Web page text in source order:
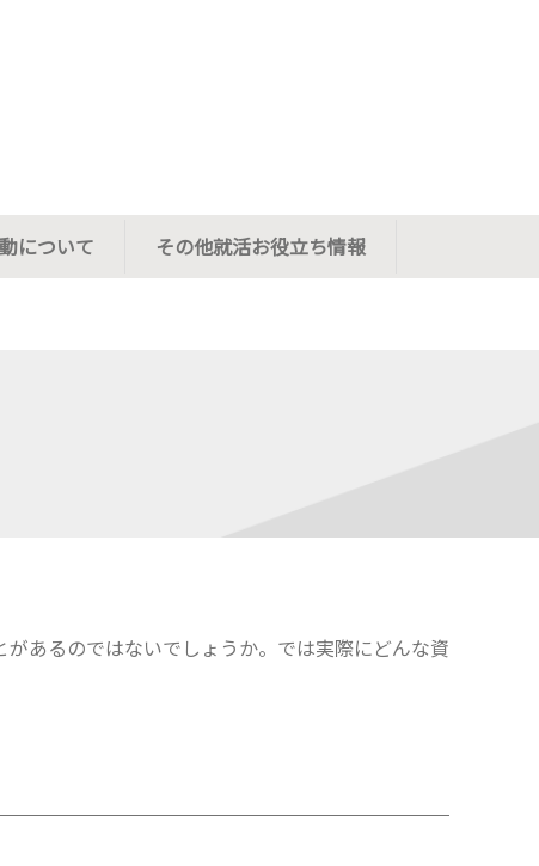
について その他就活お役立ち情報
あるのではないでしょうか。では実際にどんな資